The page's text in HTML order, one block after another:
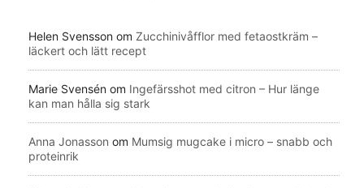
Helen Svensson om Zucchinivåfflor med fetaostkräm –
läckert och lätt recept
Marie Svensén om Ingefärsshot med citron – Hur länge
kan man hålla sig stark
Anna Jonasson om Mumsig mugcake i micro – snabb och
proteinrik